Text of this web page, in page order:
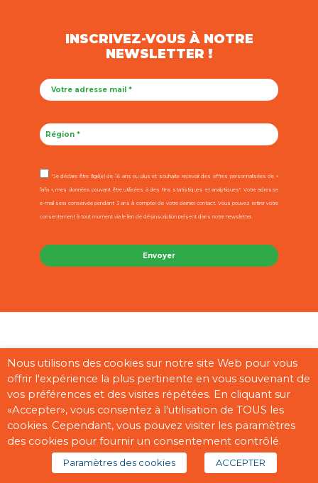
INSCRIVEZ-VOUS À NOTRE
NEWSLETTER !
"Je déclare être âgé(e) de 16 ans ou plus et souhaite recevoir des offres personnalisées de «
l’afa », mes données pouvant être utilisées à des fins statistiques et analytiques". Votre adresse
e-mail sera conservée pendant 3 ans à compter de votre dernier contact. Vous pouvez retirer votre
consentement à tout moment via le lien de désinscription présent dans notre newsletter.
Contact Mentions légales CGU Cookies
Plan du site
Pages partenaires
Copyright © 2026 “afa” | Réalisé parDigisanté
Nous utilisons des cookies sur notre site Web pour vous
offrir l'expérience la plus pertinente en vous souvenant de
vos préférences et des visites répétées. En cliquant sur
«Accepter», vous consentez à l'utilisation de TOUS les
cookies. Cependant, vous pouvez visiter les paramètres
des cookies pour fournir un consentement contrôlé.
Paramètres des cookies ACCEPTER